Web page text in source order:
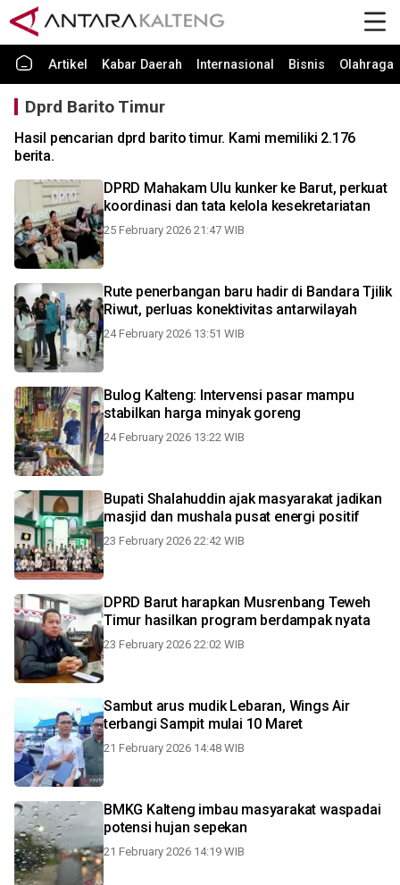
Artikel Kabar Daerah Internasional Bisnis Olahraga
Dprd Barito Timur
Hasil pencarian dprd barito timur. Kami memiliki 2.176
berita.
DPRD Mahakam Ulu kunker ke Barut, perkuat
koordinasi dan tata kelola kesekretariatan
25 February 2026 21:47 WIB
Rute penerbangan baru hadir di Bandara Tjilik
Riwut, perluas konektivitas antarwilayah
24 February 2026 13:51 WIB
Bulog Kalteng: Intervensi pasar mampu
stabilkan harga minyak goreng
24 February 2026 13:22 WIB
Bupati Shalahuddin ajak masyarakat jadikan
masjid dan mushala pusat energi positif
23 February 2026 22:42 WIB
DPRD Barut harapkan Musrenbang Teweh
Timur hasilkan program berdampak nyata
23 February 2026 22:02 WIB
Sambut arus mudik Lebaran, Wings Air
terbangi Sampit mulai 10 Maret
21 February 2026 14:48 WIB
BMKG Kalteng imbau masyarakat waspadai
potensi hujan sepekan
21 February 2026 14:19 WIB